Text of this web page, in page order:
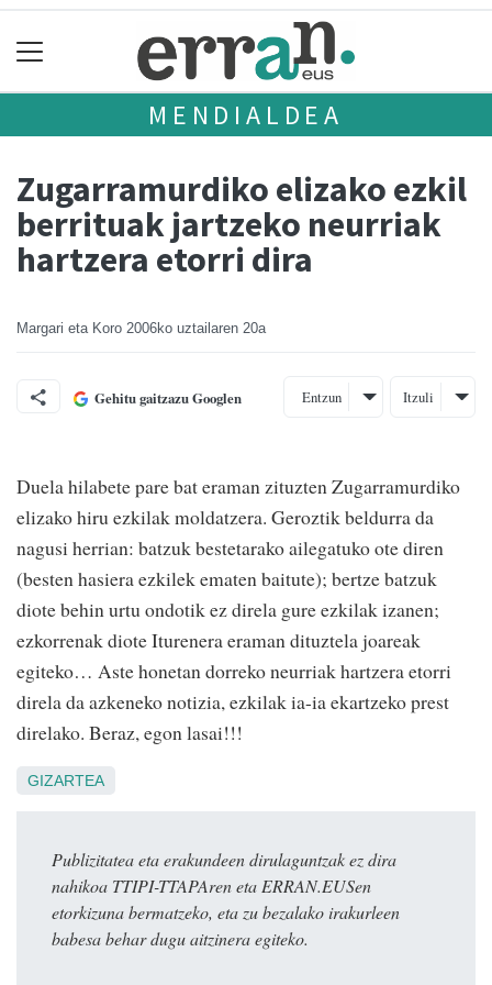
MENDIALDEA
Zugarramurdiko elizako ezkil
berrituak jartzeko neurriak
hartzera etorri dira
Margari eta Koro 2006ko uztailaren 20a
Gehitu gaitzazu Googlen Entzun Itzuli
Duela hilabete pare bat eraman zituzten Zugarramurdiko
elizako hiru ezkilak moldatzera. Geroztik beldurra da
nagusi herrian: batzuk bestetarako ailegatuko ote diren
(besten hasiera ezkilek ematen baitute); bertze batzuk
diote behin urtu ondotik ez direla gure ezkilak izanen;
ezkorrenak diote Iturenera eraman dituztela joareak
egiteko… Aste honetan dorreko neurriak hartzera etorri
direla da azkeneko notizia, ezkilak ia-ia ekartzeko prest
direlako. Beraz, egon lasai!!!
GIZARTEA
Publizitatea eta erakundeen dirulaguntzak ez dira
nahikoa TTIPI-TTAPAren eta ERRAN.EUSen
etorkizuna bermatzeko, eta zu bezalako irakurleen
babesa behar dugu aitzinera egiteko.